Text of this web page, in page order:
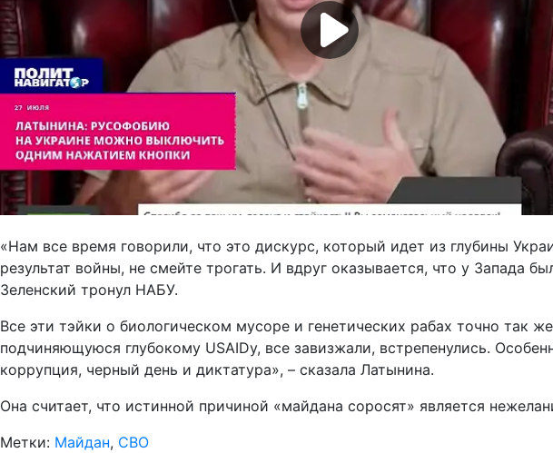
«Нам все время говорили, что это дискурс, который идет из глубины
результат войны, не смейте трогать. И вдруг оказывается, что у Запада
Зеленский тронул НАБУ.
Все эти тэйки о биологическом мусоре и генетических рабах точно
подчиняющуюся глубокому USAIDу, все завизжали, встрепенулись.
коррупция, черный день и диктатура», – сказала Латынина.
Она считает, что истинной причиной «майдана соросят» является
Метки: Майдан, СВО